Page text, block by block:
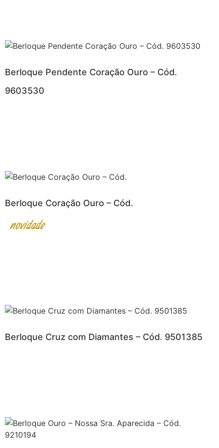
Berloque Pendente Coração Ouro – Cód.
9603530
Berloque Coração Ouro – Cód.
novidade
Berloque Cruz com Diamantes – Cód. 9501385